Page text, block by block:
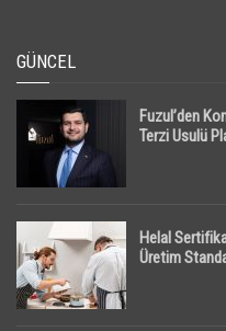
GÜNCEL
Fuzul’den
Terzi Usulü
Helal
Üretim